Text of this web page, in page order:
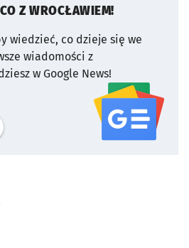
Z WROCŁAWIEM!
wiedzieć, co dzieje się we
wiadomości z
w Google News!
serwisu